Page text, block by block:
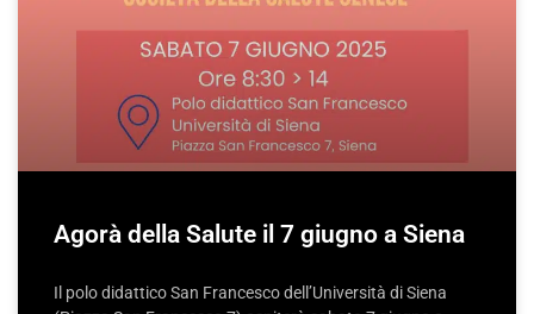
Agorà della Salute il 7 giugno a Siena
Il polo didattico San Francesco dell’Università di Siena